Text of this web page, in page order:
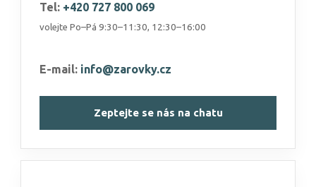
Tel: +420 727 800 069
volejte Po–Pá 9:30–11:30, 12:30–16:00
E-mail: info@zarovky.cz
Zeptejte se nás na chatu